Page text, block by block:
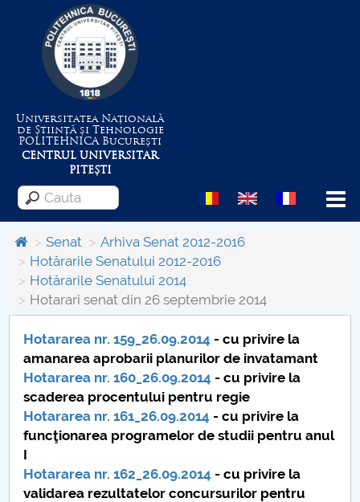
Universitatea Națională
de Știință și Tehnologie
POLITEHNICABucurești
CENTRUL UNIVERSITAR
PITEȘTI
Menu
Despre Universitate
Centrul de Management al Proiectelor
Consiliul de Administratie
Nr. de telefon si adrese Facultăți
Admitere
Români de pretutindeni - ADMITERE
Senat
Arhiva Senat 2012-2016
Hotărarile Senatului 2012-2016
Hotărarile Senatului 2014
Hotarari senat din 26 septembrie 2014
Hotararea nr. 159_26.09.2014 - cu privire la
amanarea aprobarii planurilor de invatamant
Hotararea nr. 160_26.09.2014 - cu privire la
scaderea procentului pentru regie
Hotararea nr. 161_26.09.2014 - cu privire la
funcţionarea programelor de studii pentru anul
I
Hotararea nr. 162_26.09.2014 - cu privire la
validarea rezultatelor concursurilor pentru